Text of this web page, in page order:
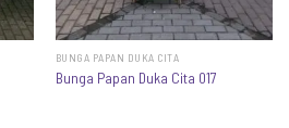
BUNGA PAPAN DUKA CITA
Bunga Papan Duka Cita 017